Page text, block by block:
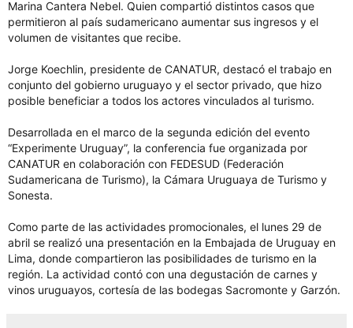
Marina Cantera Nebel. Quien compartió distintos casos que
permitieron al país sudamericano aumentar sus ingresos y el
volumen de visitantes que recibe.
Jorge Koechlin, presidente de CANATUR, destacó el trabajo en
conjunto del gobierno uruguayo y el sector privado, que hizo
posible beneficiar a todos los actores vinculados al turismo.
Desarrollada en el marco de la segunda edición del evento
“Experimente Uruguay”, la conferencia fue organizada por
CANATUR en colaboración con FEDESUD (Federación
Sudamericana de Turismo), la Cámara Uruguaya de Turismo y
Sonesta.
Como parte de las actividades promocionales, el lunes 29 de
abril se realizó una presentación en la Embajada de Uruguay en
Lima, donde compartieron las posibilidades de turismo en la
región. La actividad contó con una degustación de carnes y
vinos uruguayos, cortesía de las bodegas Sacromonte y Garzón.